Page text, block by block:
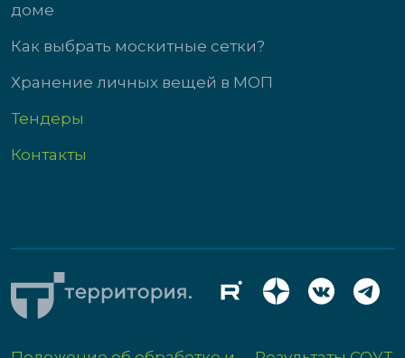
доме
Как выбрать москитные сетки?
Хранение личных вещей в МОП
Тендеры
Контакты